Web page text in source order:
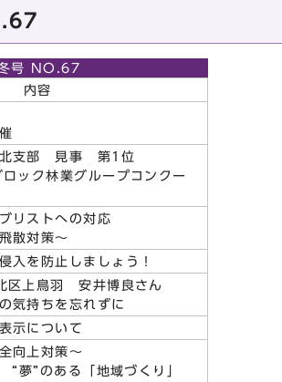
号 NO.67
内容
北支部 見事 第1位
ック林業グループコンクー
リストへの対応
散対策～
入を防止しましょう！
区上鳥羽 安井博良さん
気持ちを忘れずに
示について
向上対策～
夢”のある「地域づくり」